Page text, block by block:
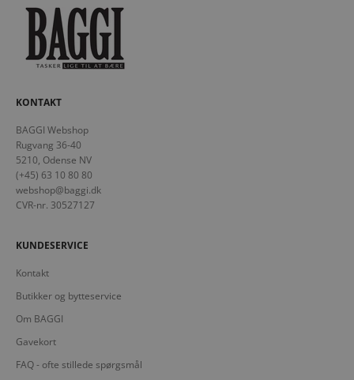
KONTAKT
BAGGI Webshop
Rugvang 36-40
5210, Odense NV
(+45) 63 10 80 80
webshop@baggi.dk
CVR-nr. 30527127
KUNDESERVICE
Kontakt
Butikker og bytteservice
Om BAGGI
Gavekort
FAQ - ofte stillede spørgsmål